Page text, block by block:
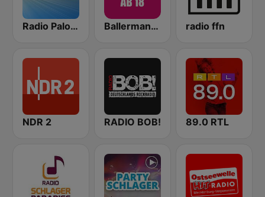
Radio Paloma Ballermann Radio - Ab 18 radio ffn
NDR 2 RADIO BOB! 89.0 RTL